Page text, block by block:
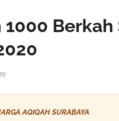
AQIQAH SURABAYA